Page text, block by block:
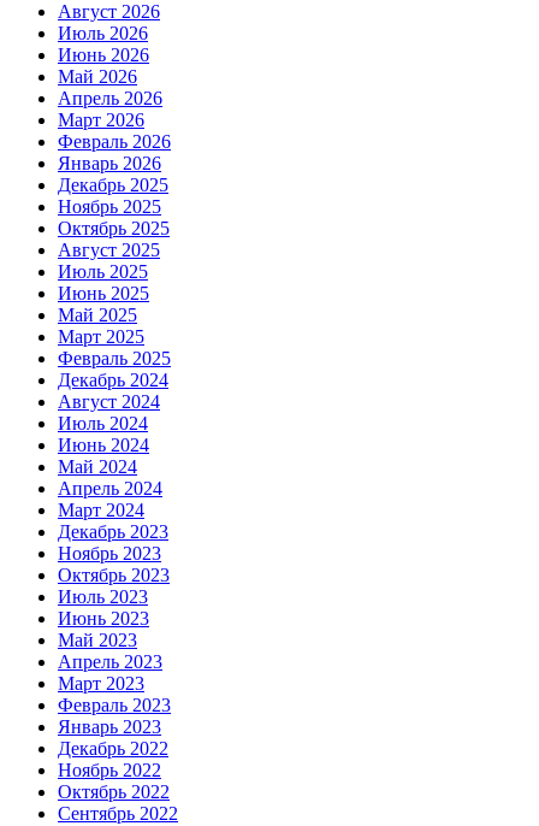
Август 2026
Июль 2026
Июнь 2026
Май 2026
Апрель 2026
Март 2026
Февраль 2026
Январь 2026
Декабрь 2025
Ноябрь 2025
Октябрь 2025
Август 2025
Июль 2025
Июнь 2025
Май 2025
Март 2025
Февраль 2025
Декабрь 2024
Август 2024
Июль 2024
Июнь 2024
Май 2024
Апрель 2024
Март 2024
Декабрь 2023
Ноябрь 2023
Октябрь 2023
Июль 2023
Июнь 2023
Май 2023
Апрель 2023
Март 2023
Февраль 2023
Январь 2023
Декабрь 2022
Ноябрь 2022
Октябрь 2022
Сентябрь 2022